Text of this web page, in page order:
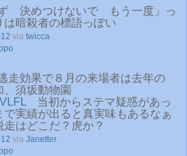
ず 決めつけないで もう一度」っ
は暗殺者の標語っぽい
via twicca
走効果で８月の来場者は去年の
、須坂動物園
当初からステマ疑惑があっ
で実績が出ると真実味もあるなぁ
走はどこだ？虎か？
via Janetter